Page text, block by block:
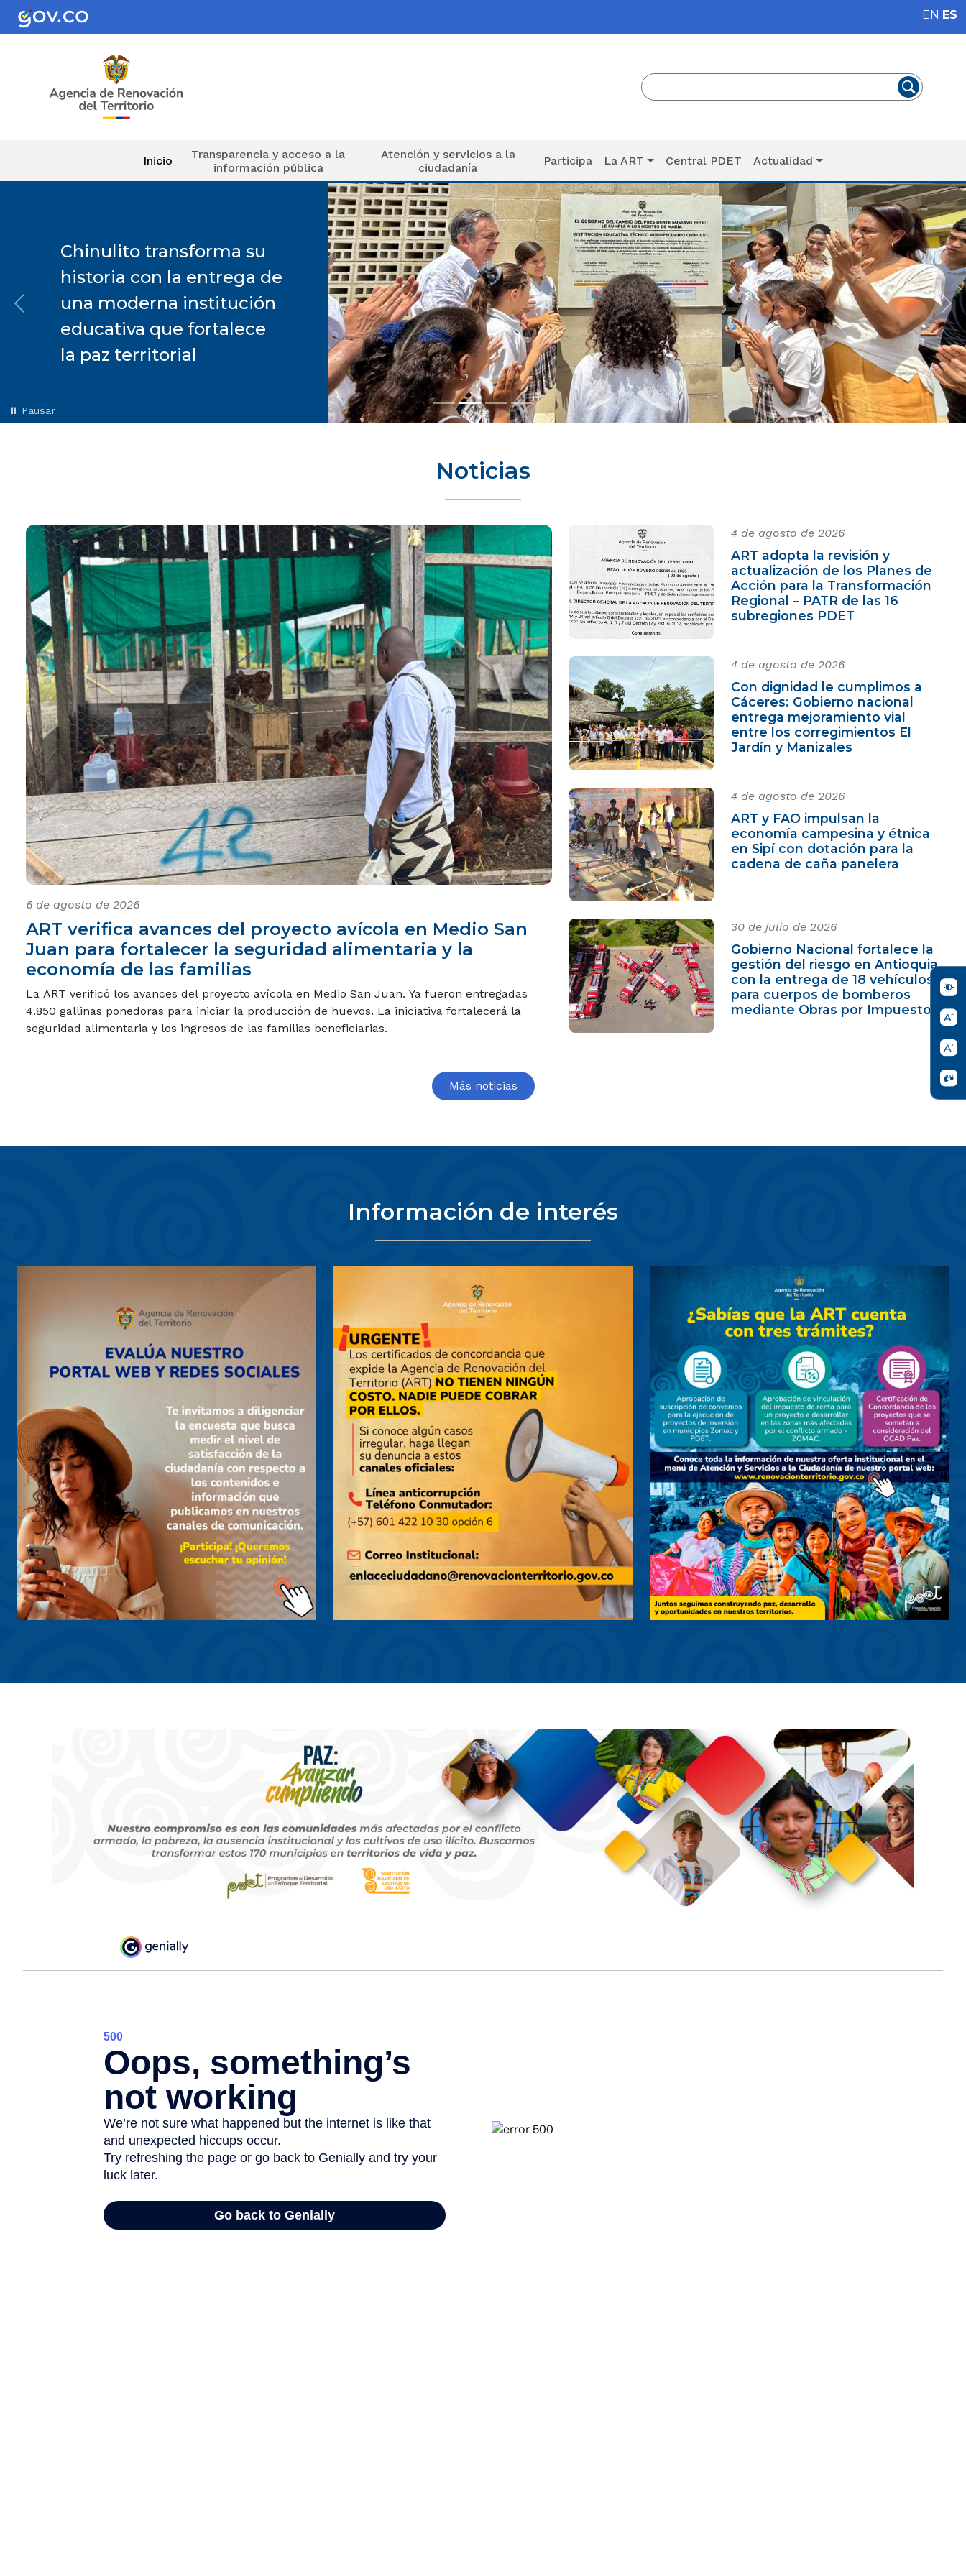
Pasar al contenido principal EN ES
Navegación principal
Inicio
Transparencia y acceso a la
información pública
Atención y servicios a la
ciudadanía
Participa La ART Central PDET Actualidad
⏸️ Pausar
Chinulito transforma su
historia con la entrega de
una moderna institución
educativa que fortalece
la paz territorial
Anterior
Noticias
6 de agosto de 2026
ART verifica avances del proyecto avícola en Medio San
Juan para fortalecer la seguridad alimentaria y la
economía de las familias
La ART verificó los avances del proyecto avícola en Medio San Juan. Ya fueron entregadas
4.850 gallinas ponedoras para iniciar la producción de huevos. La iniciativa fortalecerá la
seguridad alimentaria y los ingresos de las familias beneficiarias.
4 de agosto de 2026
ART adopta la revisión y
actualización de los Planes de
Acción para la Transformación
Regional – PATR de las 16
subregiones PDET
4 de agosto de 2026
Con dignidad le cumplimos a
Cáceres: Gobierno nacional
entrega mejoramiento vial
entre los corregimientos El
Jardín y Manizales
4 de agosto de 2026
ART y FAO impulsan la
economía campesina y étnica
en Sipí con dotación para la
cadena de caña panelera
30 de julio de 2026
Gobierno Nacional fortalece la
gestión del riesgo en Antioquia
con la entrega de 18 vehículos
para cuerpos de bomberos
mediante Obras por Impuestos
Más noticias
Información de interés